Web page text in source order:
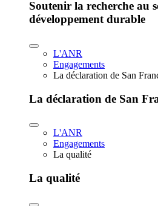
Soutenir la recherche au
développement durable
L'ANR
Engagements
La déclaration de San
La déclaration de San
L'ANR
Engagements
La qualité
La qualité